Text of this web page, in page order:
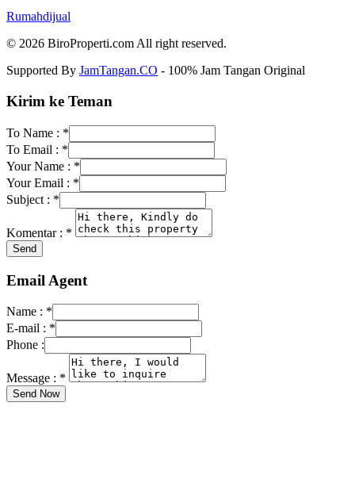
Rumahdijual
© 2026 BiroProperti.com All right reserved.
Supported By JamTangan.CO - 100% Jam Tangan Original
Kirim ke Teman
To Name : *
To Email : *
Your Name : *
Your Email : *
Subject : *
Komentar : *
Email Agent
Name : *
E-mail : *
Phone :
Message : *